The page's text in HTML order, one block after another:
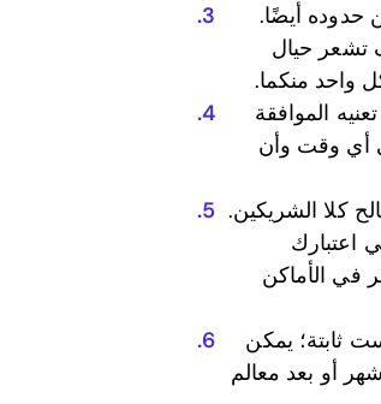
حدوده أيضًا.
تشعر حيال
واحد منكما.
الموافقة
أي وقت وأن
كلا الشريكين.
اعتبارك
في الأماكن
ثابتة؛ يمكن
أو بعد معالم